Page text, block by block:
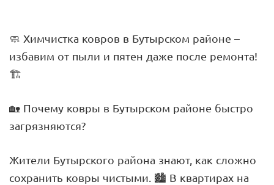
🧼 Химчистка ковров в Бутырском районе –
избавим от пыли и пятен даже после ремонта!
🏗
🏡 Почему ковры в Бутырском районе быстро
загрязняются?
Жители Бутырского района знают, как сложно
сохранить ковры чистыми. 🏙 В квартирах на